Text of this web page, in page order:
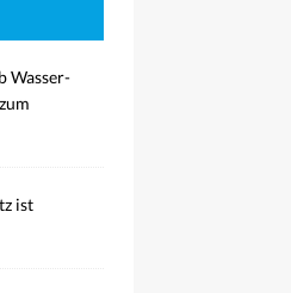
Wasser-
ist